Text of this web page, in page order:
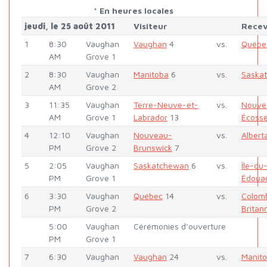
* En heures locales
jeudi, le 25 août 2011
Visiteur
1
8:30
AM
Vaughan
Grove 1
Vaughan 4 vs.
2
8:30
AM
Vaughan
Grove 2
Manitoba 6 vs.
3
11:35
AM
Vaughan
Grove 1
Terre-Neuve-et-
Labrador13
vs.
4
12:10
PM
Vaughan
Grove 2
Nouveau-
Brunswick 7
vs.
5
2:05
PM
Vaughan
Grove 1
Saskatchewan 6 vs.
Île-
6
3:30
PM
Vaughan
Grove 2
Québec14 vs.
5:00
PM
Vaughan
Grove 1
Cérémonies d’ouverture
7
6:30
Vaughan
Vaughan 24 vs.